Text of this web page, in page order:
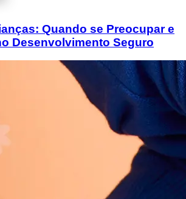
Quando se Preocupar e
Desenvolvimento Seguro